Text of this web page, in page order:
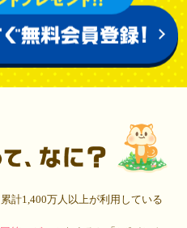
計1,400万人以上が利用している